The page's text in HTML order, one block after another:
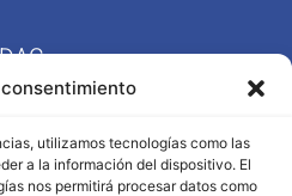
utilizamos tecnologías como las
a la información del dispositivo. El
nos permitirá procesar datos como
Reclamación